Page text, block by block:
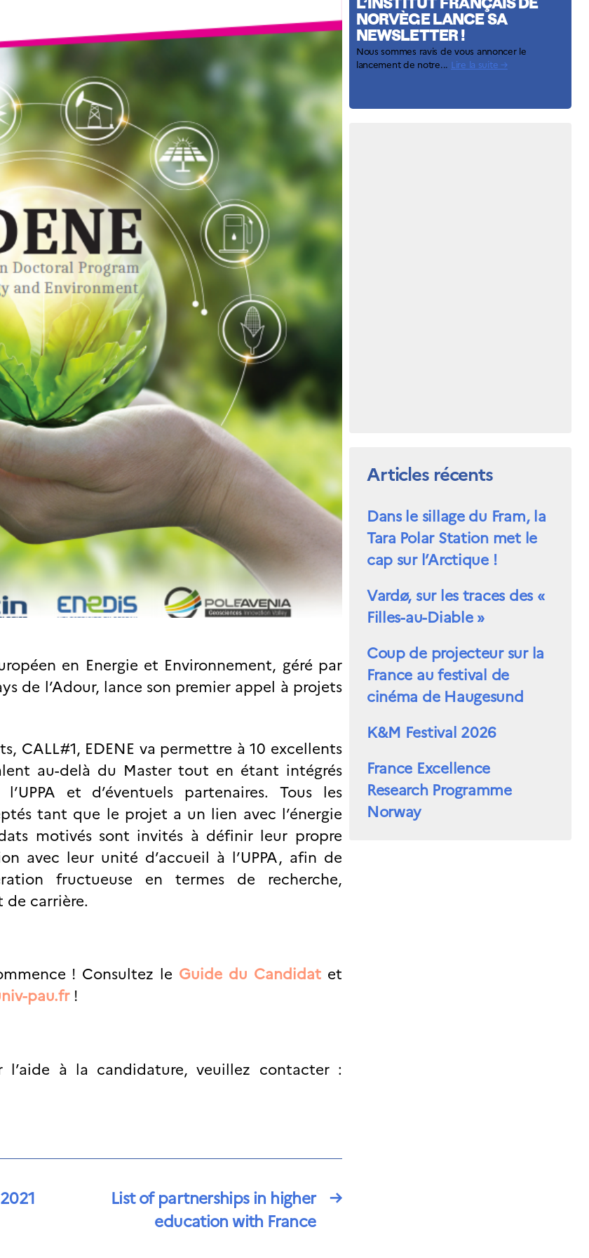
en Energie et Environnement, géré par
de l’Adour, lance son premier appel à projets
CALL#1, EDENE va permettre à 10 excellents
au-delà du Master tout en étant intégrés
et d’éventuels partenaires. Tous les
tant que le projet a un lien avec l’énergie
motivés sont invités à définir leur propre
avec leur unité d’accueil à l’UPPA, afin de
fructueuse en termes de recherche,
de carrière.
! Consultez le Guide du Candidat et
pau.fr!
l’aide à la candidature, veuillez contacter :
→
List of partnerships in higher
education with France
L’INSTITUT FRANÇAIS DE
NORVÈGE LANCE SA
NEWSLETTER !
Nous sommes ravis de vous annoncer le
lancement de notre... Lire la suite →
Articles récents
Dans le sillage du Fram, la
Tara Polar Station met le
cap sur l’Arctique !
Vardø, sur les traces des «
Filles-au-Diable »
Coup de projecteur sur la
France au festival de
cinéma de Haugesund
K&M Festival 2026
France Excellence
Research Programme
Norway